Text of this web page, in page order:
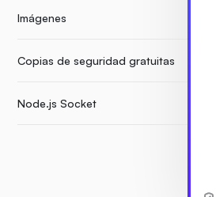
Imágenes
Copias de seguridad gratuitas
Node.js Socket